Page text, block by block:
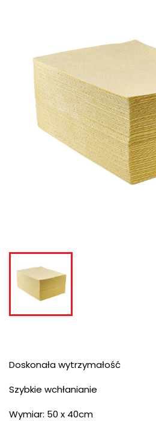
Doskonała wytrzymałość
Szybkie wchłanianie
Wymiar: 50 x 40cm